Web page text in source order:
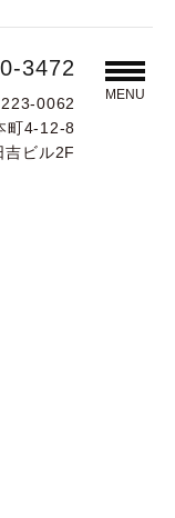
3472
223-0062
町4-12-8
吉ビル2F
MENU